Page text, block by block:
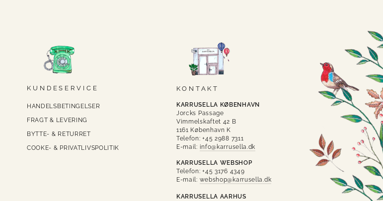
KUNDESERVICE
HANDELSBETINGELSER
FRAGT & LEVERING
BYTTE- & RETURRET
COOKE- & PRIVATLIVSPOLITIK
KONTAKT
KARRUSELLA KØBENHAVN
Jorcks Passage
Vimmelskaftet 42 B
1161 København K
Telefon: +45 2988 7311
E-mail: info@karrusella.dk
KARRUSELLA WEBSHOP
Telefon: +45 3176 4349
E-mail: webshop@karrusella.dk
KARRUSELLA AARHUS